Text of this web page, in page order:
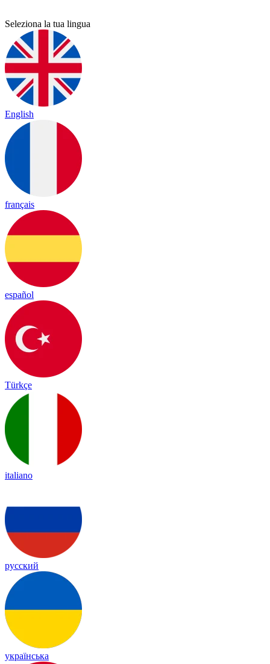
Seleziona la tua lingua
English
français
español
Türkçe
italiano
русский
українська